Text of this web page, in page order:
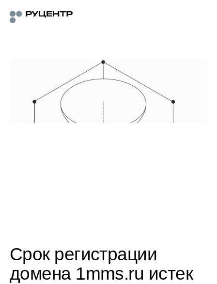
Срок регистрации
домена 1mms.ru истек